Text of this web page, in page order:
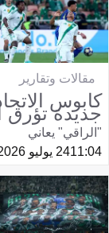
مقالات وتقارير
كابوس
جديدة تؤرق
"الراقي" يعاني
11:0424 يوليو 2026